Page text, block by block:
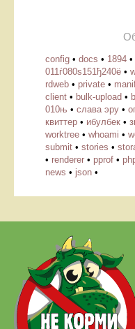
config • docs • 1894 •
011ѓ080ѕ151ђ240ё •
rdweb • private •
client • bulk-upload •
010њ • слава эру •
квиттер • ибулбек •
worktree • whoami •
submit • stories •
• renderer • pprof •
news • json •